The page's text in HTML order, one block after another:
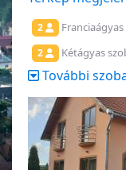
2
2 Kétágyas
További